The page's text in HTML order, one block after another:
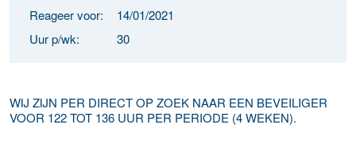
Reageer voor:
14/01/2021
Uur p/wk:
30
WIJ ZIJN PER DIRECT OP ZOEK NAAR EEN BEVEILIGER
VOOR 122 TOT 136 UUR PER PERIODE (4 WEKEN).